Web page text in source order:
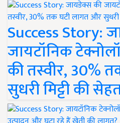
Success Story:
जायटॉनिक
की तस्वीर, 30%
सुधरी मिट्टी की